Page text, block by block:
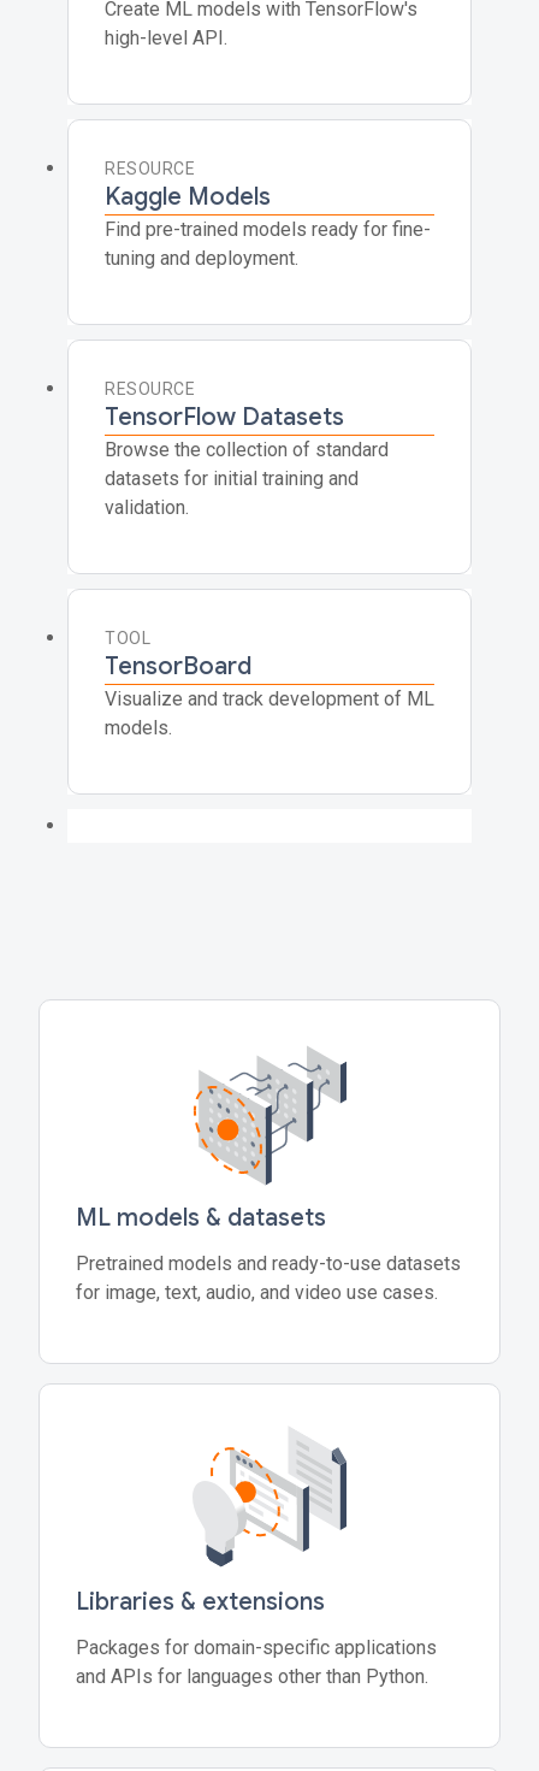
Create ML models with TensorFlow's
high-level API.
RESOURCE
Kaggle Models
Find pre-trained models ready for fine-
tuning and deployment.
RESOURCE
TensorFlow Datasets
Browse the collection of standard
datasets for initial training and
validation.
TOOL
TensorBoard
Visualize and track development of ML
models.
ML models & datasets
Pretrained models and ready-to-use datasets
for image, text, audio, and video use cases.
Libraries & extensions
Packages for domain-specific applications
and APIs for languages other than Python.